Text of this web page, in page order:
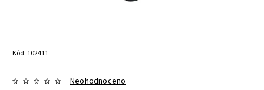
Kód: 102411
Neohodnoceno